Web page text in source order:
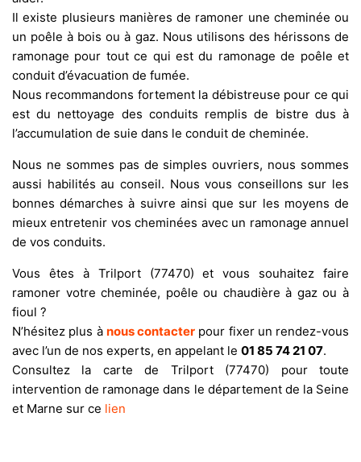
Il existe plusieurs manières de ramoner une cheminée ou
un poêle à bois ou à gaz. Nous utilisons des hérissons de
ramonage pour tout ce qui est du ramonage de poêle et
conduit d’évacuation de fumée.
Nous recommandons fortement la débistreuse pour ce qui
est du nettoyage des conduits remplis de bistre dus à
l’accumulation de suie dans le conduit de cheminée.
Nous ne sommes pas de simples ouvriers, nous sommes
aussi habilités au conseil. Nous vous conseillons sur les
bonnes démarches à suivre ainsi que sur les moyens de
mieux entretenir vos cheminées avec un ramonage annuel
de vos conduits.
Vous êtes à Trilport (77470) et vous souhaitez faire
ramoner votre cheminée, poêle ou chaudière à gaz ou à
fioul ?
N’hésitez plus à nous contacter pour fixer un rendez-vous
avec l’un de nos experts, en appelant le 01 85 74 21 07.
Consultez la carte de Trilport (77470) pour toute
intervention de ramonage dans le département de la Seine
et Marne sur ce lien